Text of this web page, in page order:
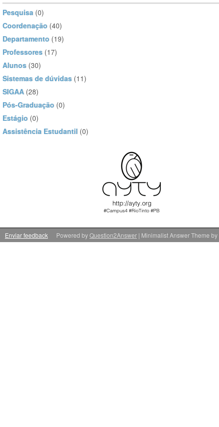
Pesquisa (0)
Coordenação (40)
Departamento (19)
Professores (17)
Alunos (30)
Sistemas de dúvidas (11)
SIGAA (28)
Pós-Graduação (0)
Estágio (0)
Assistência Estudantil (0)
Enviar feedback | Minimalist Answer Theme by
Powered byQuestion2Answer